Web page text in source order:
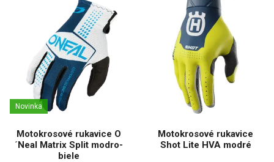
Novinka
Motokrosové rukavice O
´Neal Matrix Split modro-
biele
Motokrosové rukavice
Shot Lite HVA modré